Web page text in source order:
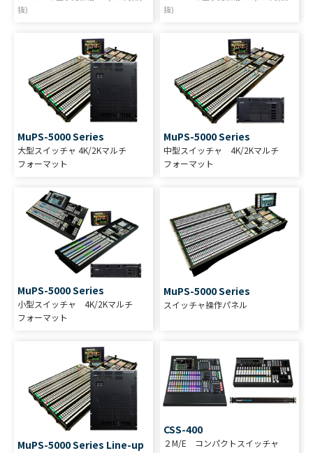
抜)
抜)
MuPS-5000 Series
大型スイッチャ 4K/2Kマルチ
フォーマット
MuPS-5000 Series
中型スイッチャ 4K/2Kマルチ
フォーマット
MuPS-5000 Series
小型スイッチャ 4K/2Kマルチ
フォーマット
MuPS-5000 Series
スイッチャ操作パネル
MuPS-5000 Series Line-up
CSS-400
２M/E コンパクトスイッチャ